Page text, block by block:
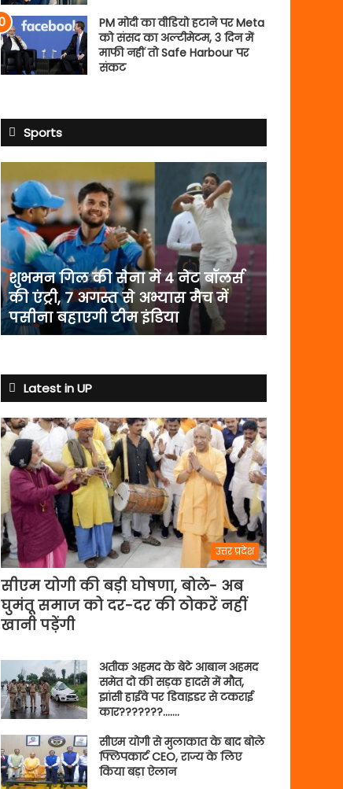
PM मोदी का वीडियो हटाने पर Meta
को संसद का अल्टीमेटम, 3 दिन में
माफी नहीं तो Safe Harbour पर
संकट
Sports
गिल
की
सेना
4
नेट
बॉलर्स
की
एंट्री,
7
अभ्यास
मैच
में
पसीना
बहाएगी
टीम
इंडिया
शुभमन गिल की सेना में 4 नेट बॉलर्स
की एंट्री, 7 अगस्त से अभ्यास मैच में
पसीना बहाएगी टीम इंडिया
Latest in UP
उत्तर प्रदेश
सीएम योगी की बड़ी घोषणा, बोले- अब
घुमंतू समाज को दर-दर की ठोकरें नहीं
खानी पड़ेंगी
अतीक अहमद के बेटे आबान अहमद
समेत दो की सड़क हादसे में मौत,
झांसी हाईवे पर डिवाइडर से टकराई
कार???????…….
सीएम योगी से मुलाकात के बाद बोले
फ्लिपकार्ट CEO, राज्य के लिए
किया बड़ा ऐलान